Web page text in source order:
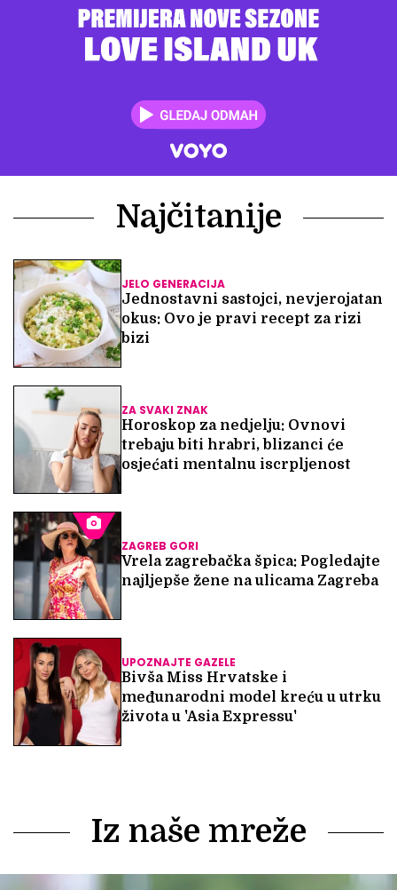
Najčitanije
JELO GENERACIJA
Jednostavni sastojci, nevjerojatan
okus: Ovo je pravi recept za rizi
bizi
ZA SVAKI ZNAK
Horoskop za nedjelju: Ovnovi
trebaju biti hrabri, blizanci će
osjećati mentalnu iscrpljenost
ZAGREB GORI
Vrela zagrebačka špica: Pogledajte
najljepše žene na ulicama Zagreba
UPOZNAJTE GAZELE
Bivša Miss Hrvatske i
međunarodni model kreću u utrku
života u 'Asia Expressu'
Iz naše mreže